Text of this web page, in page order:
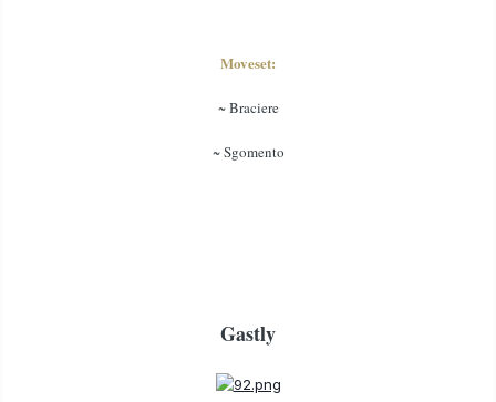
Moveset:
~ Braciere
~ Sgomento
Gastly